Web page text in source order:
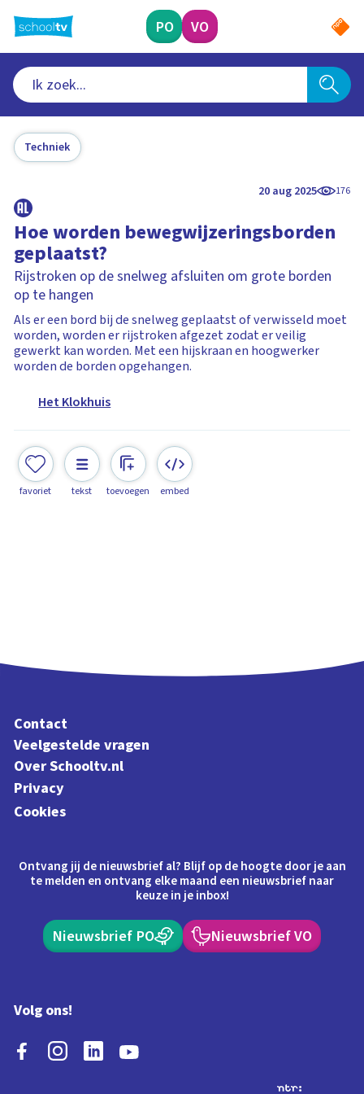
naar
hoofdinhoud
PO VO
Techniek
20 aug 2025 176
Hoe worden bewegwijzeringsborden
geplaatst?
Rijstroken op de snelweg afsluiten om grote borden
op te hangen
Als er een bord bij de snelweg geplaatst of verwisseld moet
worden, worden er rijstroken afgezet zodat er veilig
gewerkt kan worden. Met een hijskraan en hoogwerker
worden de borden opgehangen.
Het Klokhuis
favoriet tekst toevoegen embed
Contact
Veelgestelde vragen
Over Schooltv.nl
Privacy
Cookies
Ontvang jij de nieuwsbrief al? Blijf op de hoogte door je aan
te melden en ontvang elke maand een nieuwsbrief naar
keuze in je inbox!
Nieuwsbrief PO Nieuwsbrief VO
Volg ons!